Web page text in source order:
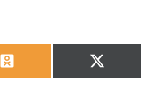
OdnoklassnikiX